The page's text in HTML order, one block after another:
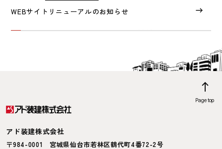
WEBサイトリニューアルのお知らせ
アド装建株式会社
〒984-0001 宮城県仙台市若林区鶴代町4番72-2号
Page top